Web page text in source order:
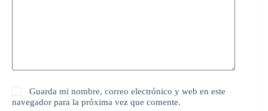
Guarda mi nombre, correo electrónico y web en este
navegador para la próxima vez que comente.